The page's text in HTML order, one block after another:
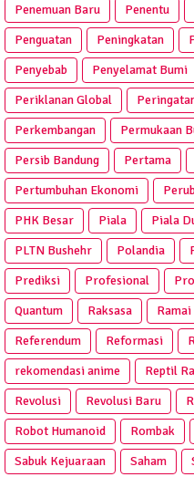
Penemuan Baru
Penentu
Penguatan
Peningkatan
Penyebab
Penyelamat Bumi
Periklanan Global
Perkembangan
Permukaan
Persib Bandung
Pertama
Pertumbuhan Ekonomi
PHK Besar
Piala Piala
PLTN Bushehr
Polandia
Prediksi
Profesional
Quantum
Raksasa Ramai
Referendum
Reformasi
rekomendasi anime
Reptil
Revolusi
Revolusi Baru
Robot Humanoid
Rombak
Sabuk Kejuaraan
Saham